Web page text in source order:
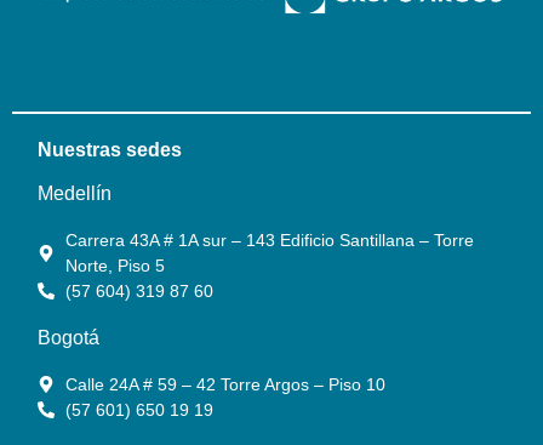
Nuestras sedes
Medellín
Carrera 43A # 1A sur – 143 Edificio Santillana – Torre
Norte, Piso 5
(57 604) 319 87 60
Bogotá
Calle 24A # 59 – 42 Torre Argos – Piso 10
(57 601) 650 19 19